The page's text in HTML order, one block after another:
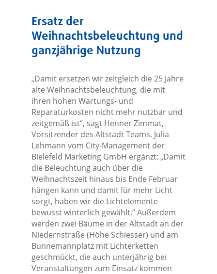
Ersatz der
Weihnachtsbeleuchtung und
ganzjährige Nutzung
„Damit ersetzen wir zeitgleich die 25 Jahre
alte Weihnachtsbeleuchtung, die mit
ihren hohen Wartungs- und
Reparaturkosten nicht mehr nutzbar und
zeitgemäß ist“, sagt Henner Zimmat,
Vorsitzender des Altstadt Teams. Julia
Lehmann vom City-Management der
Bielefeld Marketing GmbH ergänzt: „Damit
die Beleuchtung auch über die
Weihnachtszeit hinaus bis Ende Februar
hängen kann und damit für mehr Licht
sorgt, haben wir die Lichtelemente
bewusst winterlich gewählt.“ Außerdem
werden zwei Bäume in der Altstadt an der
Niedernstraße (Höhe Schiesser) und am
Bunnemannplatz mit Lichterketten
geschmückt, die auch unterjährig bei
Veranstaltungen zum Einsatz kommen